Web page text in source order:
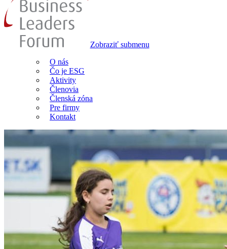
Zobraziť submenu
O nás
Čo je ESG
Aktivity
Členovia
Členská zóna
Pre firmy
Kontakt